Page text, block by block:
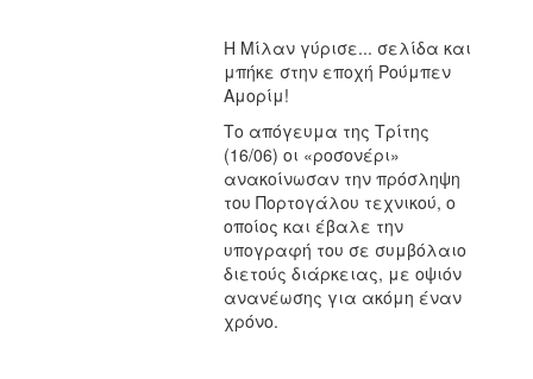
Η Μίλαν γύρισε... σελίδα και
μπήκε στην εποχή Ρούμπεν
Αμορίμ!
Το απόγευμα της Τρίτης
(16/06) οι «ροσονέρι»
ανακοίνωσαν την πρόσληψη
του Πορτογάλου τεχνικού, ο
οποίος και έβαλε την
υπογραφή του σε συμβόλαιο
διετούς διάρκειας, με οψιόν
ανανέωσης για ακόμη έναν
χρόνο.